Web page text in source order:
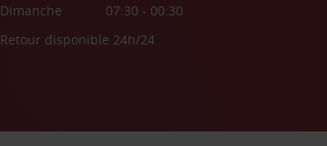
Dimanche
07:30 - 00:30
Retour disponible 24h/24